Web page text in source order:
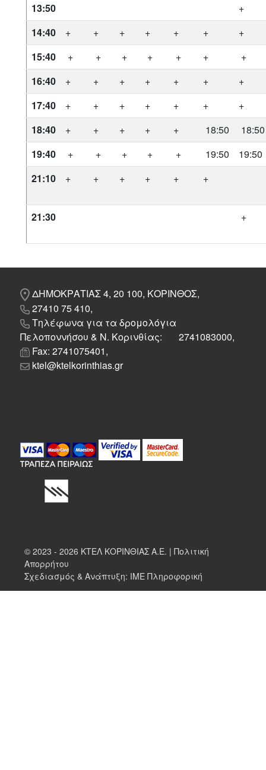
13:50
+
14:40
+ + + + + +
+
15:40
+ + + + + +
+
16:40
+ + + + + +
+
17:40
+ + + + + +
+
18:40
+ + + + + 18:50
18:50
19:40
+ + + + + 19:50
19:50
21:10
+ + + + + +
21:30 +
ΔΗΜΟΚΡΑΤΙΑΣ 4, 20 100, ΚΟΡΙΝΘΟΣ,
27410 75 410,
Τηλέφωνα για τα δρομολόγια
Πελοποννήσου & Ν. Κορινθίας: 2741083000,
Fax: 2741075401,
ktel@ktelkorinthias.gr
© 2023 - 2026 ΚΤΕΛ ΚΟΡΙΝΘΙΑΣ Α.Ε. |Πολιτική
Απορρήτου
Σχεδιασμός & Ανάπτυξη: ΙΜΕ Πληροφορική